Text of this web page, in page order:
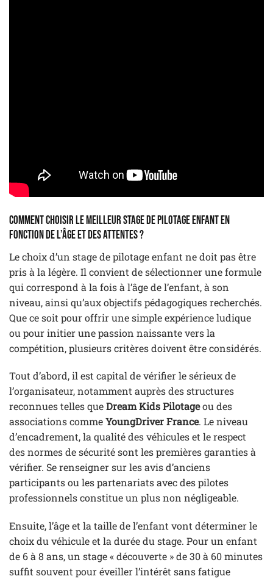
Comment choisir le meilleur stage de pilotage enfant en
fonction de l’âge et des attentes ?
Le choix d’un stage de pilotage enfant ne doit pas être
pris à la légère. Il convient de sélectionner une formule
qui correspond à la fois à l’âge de l’enfant, à son
niveau, ainsi qu’aux objectifs pédagogiques recherchés.
Que ce soit pour offrir une simple expérience ludique
ou pour initier une passion naissante vers la
compétition, plusieurs critères doivent être considérés.
Tout d’abord, il est capital de vérifier le sérieux de
l’organisateur, notamment auprès des structures
reconnues telles queDream Kids Pilotageou des
associations commeYoungDriver France. Le niveau
d’encadrement, la qualité des véhicules et le respect
des normes de sécurité sont les premières garanties à
vérifier. Se renseigner sur les avis d’anciens
participants ou les partenariats avec des pilotes
professionnels constitue un plus non négligeable.
Ensuite, l’âge et la taille de l’enfant vont déterminer le
choix du véhicule et la durée du stage. Pour un enfant
de 6 à 8 ans, un stage « découverte » de 30 à 60 minutes
suffit souvent pour éveiller l’intérêt sans fatigue